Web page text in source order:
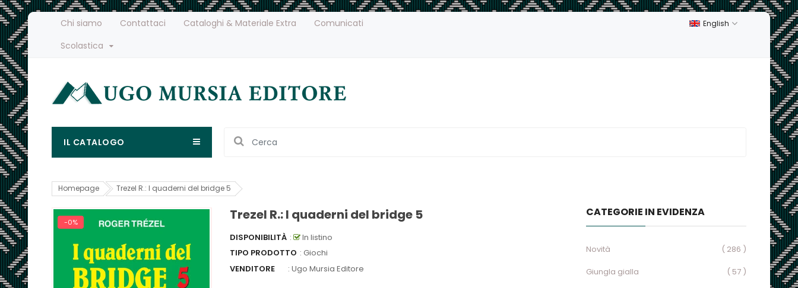
Chi siamo Contattaci Cataloghi & Materiale Extra
Comunicati
Scolastica
English
IL CATALOGO
Homepage Trezel R.: I quaderni del bridge 5
-0% Trezel R.: I quaderni del bridge 5
DISPONIBILITÀ :
In listino
TIPO PRODOTTO : Giochi
VENDITORE
: Ugo Mursia Editore
CATEGORIE IN EVIDENZA
Novità
( 286 )
Giungla gialla
( 57 )